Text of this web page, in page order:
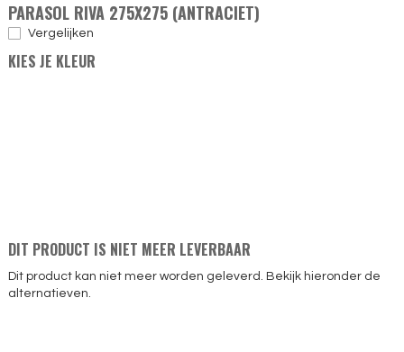
PARASOL RIVA 275X275 (ANTRACIET)
Vergelijken
KIES JE KLEUR
DIT PRODUCT IS NIET MEER LEVERBAAR
Dit product kan niet meer worden geleverd. Bekijk hieronder de
alternatieven.